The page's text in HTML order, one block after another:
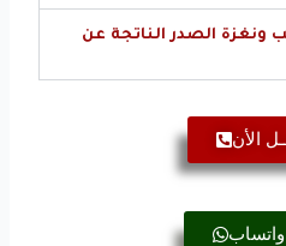
ونغزة الصدر الناتجة عن
الأن